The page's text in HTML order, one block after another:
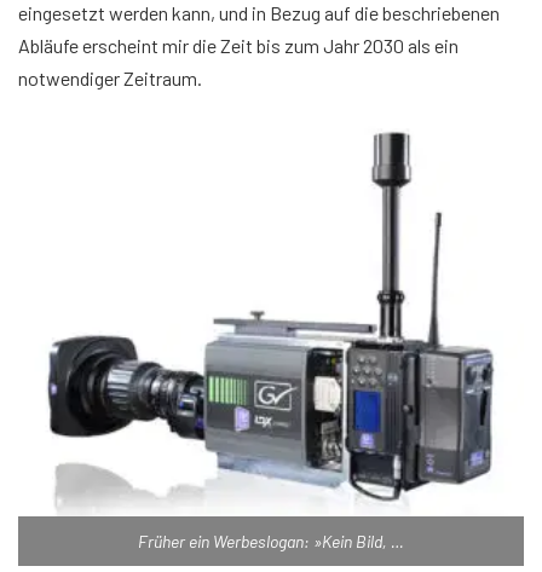
eingesetzt werden kann, und in Bezug auf die beschriebenen
Abläufe erscheint mir die Zeit bis zum Jahr 2030 als ein
notwendiger Zeitraum.
Früher ein Werbeslogan: »Kein Bild, …